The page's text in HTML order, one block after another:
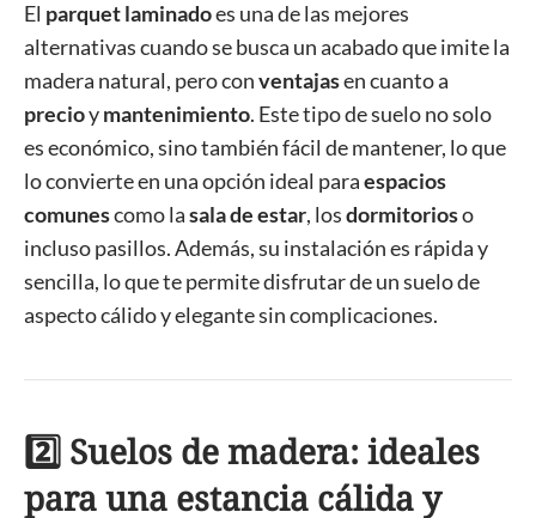
El parquet laminadoes una de las mejores
alternativas cuando se busca un acabado que imite la
madera natural, pero conventajasen cuanto a
precioymantenimiento. Este tipo de suelo no solo
es económico, sino también fácil de mantener, lo que
lo convierte en una opción ideal paraespacios
comunescomo lasala de estar, losdormitorioso
incluso pasillos. Además, su instalación es rápida y
sencilla, lo que te permite disfrutar de un suelo de
aspecto cálido y elegante sin complicaciones.
2️⃣ Suelos de madera: ideales
para una estancia cálida y